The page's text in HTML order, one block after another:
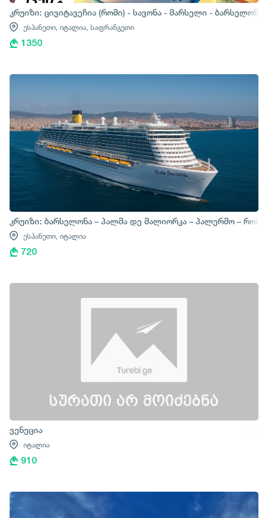
კრუიზი: ცივიტავეჩია (რომი) - სავონა - მარსელი - ბარსელონა
ესპანეთი, იტალია, საფრანგეთი
1350
კრუიზი: ბარსელონა – პალმა დე მალიორკა – პალერმო – რომი
ესპანეთი, იტალია
720
ვენეცია
იტალია
910